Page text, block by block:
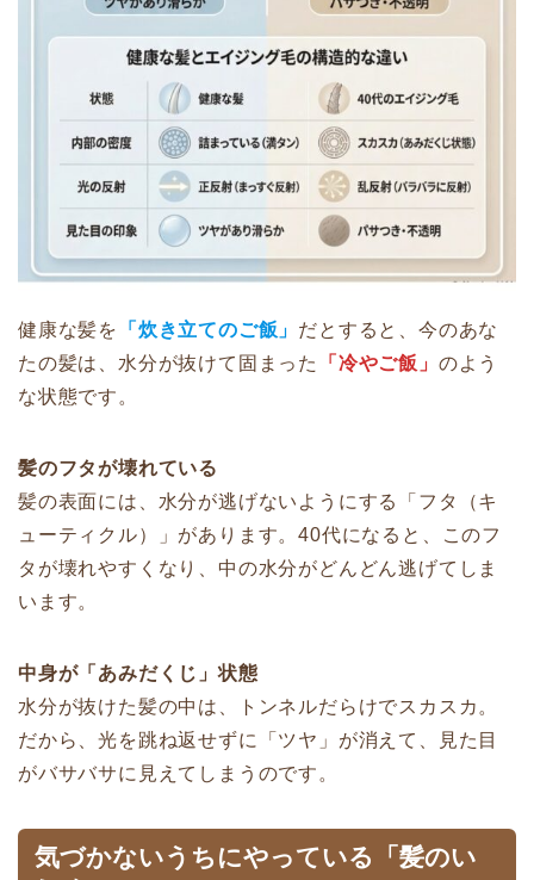
健康な髪を 「炊き立てのご飯」 だとすると、今のあな
たの髪は、水分が抜けて固まった
「冷やご飯」 のよう
な状態です。
髪のフタが壊れている
髪の表面には、水分が逃げないようにする「フタ（キ
ューティクル）」があります。40代になると、このフ
タが壊れやすくなり、中の水分がどんどん逃げてしま
います。
中身が「あみだくじ」状態
水分が抜けた髪の中は、トンネルだらけでスカスカ。
だから、光を跳ね返せずに「ツヤ」が消えて、見た目
がバサバサに見えてしまうのです。
気づかないうちにやっている「髪のい